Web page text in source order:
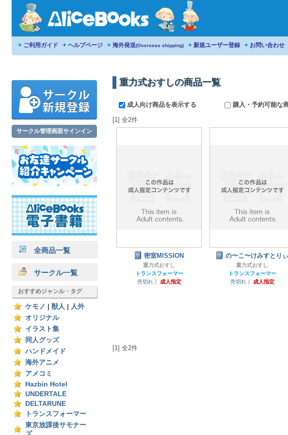
ご利用ガイド ヘルプページ 海外発送(Overseas shipping) 新規ユーザー登録 お問い合わせ
サークル管理画面サインイン
全商品一覧
サークル一覧
おすすめジャンル・タグ
ケモノ 獣人
人外
オリジナル
イラスト集
同人グッズ
ハンドメイド
海外アニメ
アメコミ
Hazbin Hotel
UNDERTALE
DELTARUNE
トランスフォーマー
東京放課後サモナー
重力式おすしの商品一覧
成人向け商品を表示する 購入・予約可能な
[1] 全2件
密室MISSION
重力式おすし
トランスフォーマー
売切れ｜
成人指定
の〜こ〜けみすとりぃ
重力式おすし
トランスフォーマー
売切れ｜
成人指定
[1] 全2件